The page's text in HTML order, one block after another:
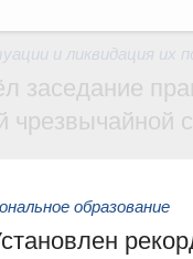
и ликвидация их
заседание
чрезвычайной
образование